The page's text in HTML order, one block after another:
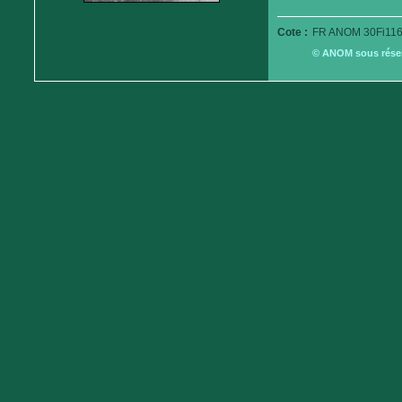
Cote : FR ANOM
© ANOM sous